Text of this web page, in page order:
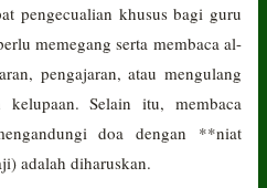
pengecualian khusus bagi guru
memegang serta membaca al-
pengajaran, atau mengulang
kelupaan. Selain itu, membaca
doa dengan **niat
adalah diharuskan.